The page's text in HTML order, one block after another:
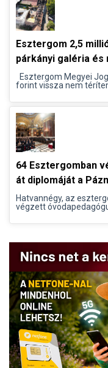
Esztergom 2,5
párkányi galéria
Esztergom Megyei
forint vissza nem
64 Esztergomban
át diplomáját a
Hatvannégy, az
végzett